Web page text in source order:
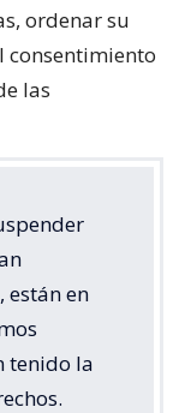
ordenar su
consentimiento
las
están en
tenido la